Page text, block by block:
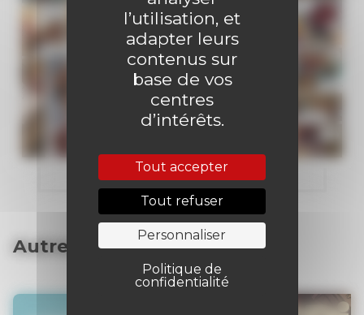
l’utilisation, et
adapter leurs
contenus sur
base de vos
centres
d’intérêts.
Tout accepter
Tout refuser
Personnaliser
Politique de
confidentialité
Autres articles